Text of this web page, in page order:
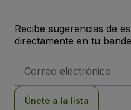
Recibe sugerencias de
directamente en tu
de
Únete a la lista